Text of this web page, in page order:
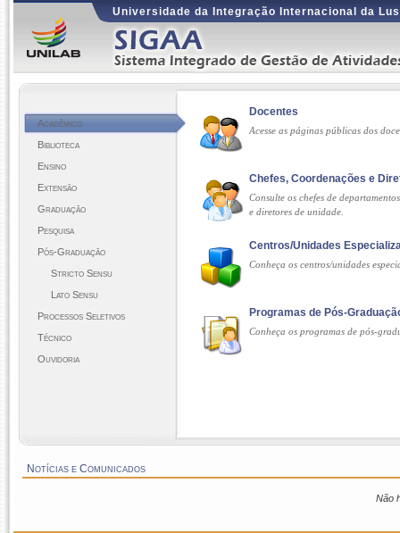
Universidade da Integração Internacional da
Acadêmico
Biblioteca
Ensino
Extensão
Graduação
Pesquisa
Pós-Graduação
Stricto Sensu
Lato Sensu
Processos Seletivos
Técnico
Ouvidoria
Docentes
Acesse as páginas públicas dos
Chefes, Coordenações e
Consulte os chefes de
e diretores de unidade.
Centros/Unidades
Conheça os centros/unidades
Programas de Pós-
Conheça os programas de pós-
Notícias e Comunicados
Não